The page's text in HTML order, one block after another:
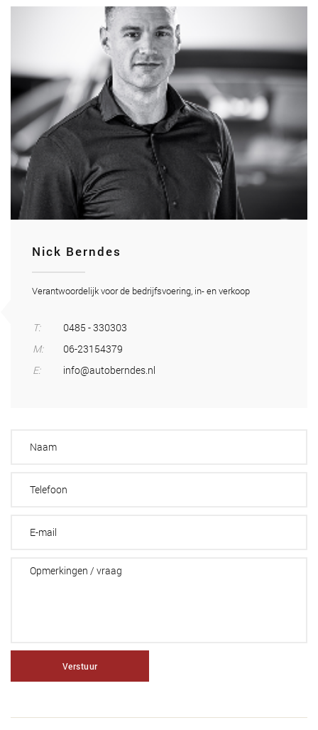
Nick Berndes
Verantwoordelijk voor de bedrijfsvoering, in- en verkoop
T:
0485 - 330303
M:
06-23154379
E:
info@autoberndes.nl
Verstuur